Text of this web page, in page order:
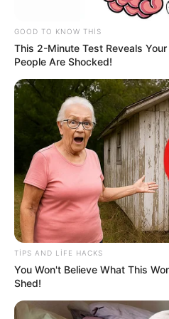
müddəti ərzində rəsmiləşdirilə
Turan Abdullazadə
GOOD TO KNOW THIS
This 2-Minute Test Reveals
People Are Shocked!
TIPS AND LIFE HACKS
You Won't Believe What This
Shed!